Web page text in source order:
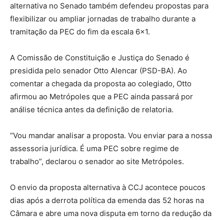
alternativa no Senado também defendeu propostas para
flexibilizar ou ampliar jornadas de trabalho durante a
tramitação da PEC do fim da escala 6×1.
A Comissão de Constituição e Justiça do Senado é
presidida pelo senador Otto Alencar (PSD-BA). Ao
comentar a chegada da proposta ao colegiado, Otto
afirmou ao Metrópoles que a PEC ainda passará por
análise técnica antes da definição de relatoria.
“Vou mandar analisar a proposta. Vou enviar para a nossa
assessoria jurídica. É uma PEC sobre regime de
trabalho”, declarou o senador ao site Metrópoles.
O envio da proposta alternativa à CCJ acontece poucos
dias após a derrota política da emenda das 52 horas na
Câmara e abre uma nova disputa em torno da redução da